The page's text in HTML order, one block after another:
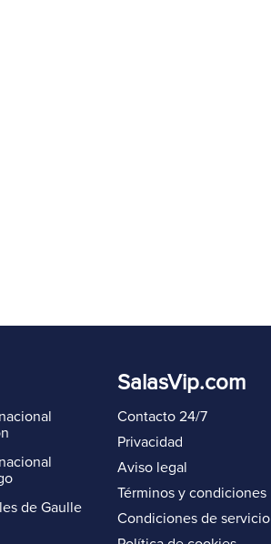
de Gaulle
SalasVip.com
Contacto 24/7
Privacidad
Aviso legal
Términos y condiciones
Condiciones de servicio